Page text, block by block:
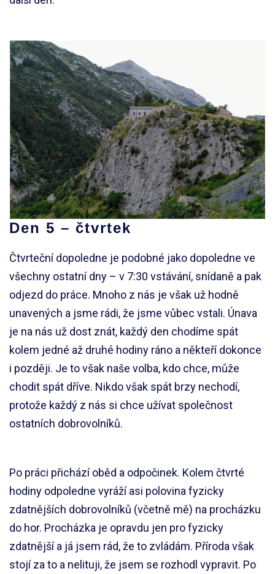
Den 5 – čtvrtek
Čtvrteční dopoledne je podobné jako dopoledne ve
všechny ostatní dny – v 7:30 vstávání, snídaně a pak
odjezd do práce. Mnoho z nás je však už hodně
unavených a jsme rádi, že jsme vůbec vstali. Únava
je na nás už dost znát, každý den chodíme spát
kolem jedné až druhé hodiny ráno a někteří dokonce
i později. Je to však naše volba, kdo chce, může
chodit spát dříve. Nikdo však spát brzy nechodí,
protože každý z nás si chce užívat společnost
ostatních dobrovolníků.
Po práci přichází oběd a odpočinek. Kolem čtvrté
hodiny odpoledne vyráží asi polovina fyzicky
zdatnějších dobrovolníků (včetně mě) na procházku
do hor. Procházka je opravdu jen pro fyzicky
zdatnější a já jsem rád, že to zvládám. Příroda však
stojí za to a nelituji, že jsem se rozhodl vypravit. Po